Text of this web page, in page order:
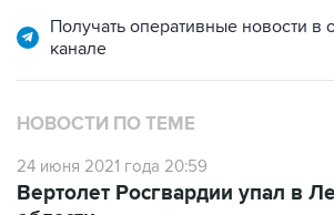
Получать оперативные новости в
канале
НОВОСТИ ПО ТЕМЕ
24 июня 2021 года 20:59
Вертолет Росгвардии упал в